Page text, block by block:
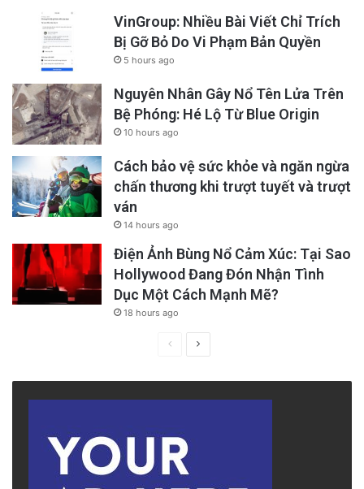
VinGroup: Nhiều Bài Viết Chỉ Trích
Bị Gỡ Bỏ Do Vi Phạm Bản Quyền
5 hours ago
Nguyên Nhân Gây Nổ Tên Lửa Trên
Bệ Phóng: Hé Lộ Từ Blue Origin
10 hours ago
Cách bảo vệ sức khỏe và ngăn ngừa
chấn thương khi trượt tuyết và trượt
ván
14 hours ago
Điện Ảnh Bùng Nổ Cảm Xúc: Tại Sao
Hollywood Đang Đón Nhận Tình
Dục Một Cách Mạnh Mẽ?
18 hours ago
PreviousNext